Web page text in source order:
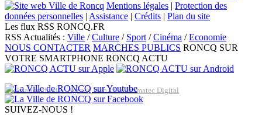
Mentions légales | Protection des
données personnelles | Assistance | Crédits | Plan du site
Les flux RSS RONCQ.FR
RSS Actualités : Ville /Culture / Sport /Cinéma /Economie
NOUS CONTACTER MARCHES PUBLICS RONCQ SUR
VOTRE SMARTPHONE RONCQ ACTU
Réalisation du site: Agence Web Lille Promatec Digital
SUIVEZ-NOUS !